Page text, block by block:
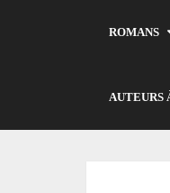
ROMANS
AUTEURS